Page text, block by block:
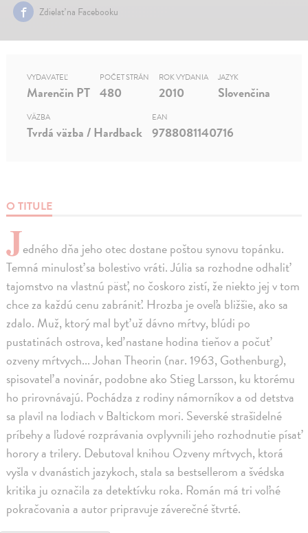
Zdielať na Facebooku
O TITULE
Jedného dňa jeho otec dostane poštou synovu topánku.
Temná minulosť sa bolestivo vráti. Júlia sa rozhodne odhaliť
tajomstvo na vlastnú päsť, no čoskoro zistí, že niekto jej v tom
chce za každú cenu zabrániť. Hrozba je oveľa bližšie, ako sa
zdalo. Muž, ktorý mal byť už dávno mŕtvy, blúdi po
pustatinách ostrova, keď nastane hodina tieňov a počuť
ozveny mŕtvych... Johan Theorin (nar. 1963, Gothenburg),
spisovateľ a novinár, podobne ako Stieg Larsson, ku ktorému
ho prirovnávajú. Pochádza z rodiny námorníkov a od detstva
sa plavil na lodiach v Baltickom mori. Severské strašidelné
príbehy a ľudové rozprávania ovplyvnili jeho rozhodnutie písať
horory a trilery. Debutoval knihou Ozveny mŕtvych, ktorá
vyšla v dvanástich jazykoch, stala sa bestsellerom a švédska
kritika ju označila za detektívku roka. Román má tri voľné
pokračovania a autor pripravuje záverečné štvrté.
VYDAVATEĽ
Marenčin PT
POČET STRÁN
480
ROK VYDANIA
2010
JAZYK
Slovenčina
VÄZBA
Tvrdá väzba / Hardback
EAN
9788081140716